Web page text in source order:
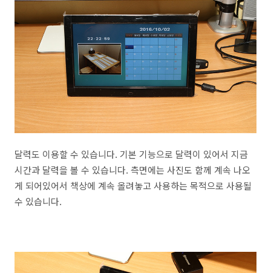
달력도 이용할 수 있습니다. 기본 기능으로 달력이 있어서 지금
시간과 달력을 볼 수 있습니다. 측면에는 사진도 함께 계속 나오
게 되어있어서 책상에 계속 올려놓고 사용하는 목적으로 사용될
수 있습니다.